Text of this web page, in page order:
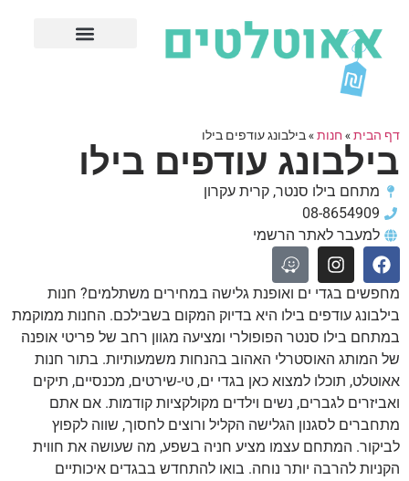
דף הבית» חנות»בילבונג עודפים בילו
בילבונג עודפים בילו
מתחם בילו סנטר, קרית עקרון
08-8654909
למעבר לאתר הרשמי
מחפשים בגדי ים ואופנת גלישה במחירים משתלמים? חנות
בילבונג עודפים בילו היא בדיוק המקום בשבילכם. החנות ממוקמת
במתחם בילו סנטר הפופולרי ומציעה מגוון רחב של פריטי אופנה
של המותג האוסטרלי האהוב בהנחות משמעותיות. בתור חנות
אאוטלט, תוכלו למצוא כאן בגדי ים, טי-שירטים, מכנסיים, תיקים
ואביזרים לגברים, נשים וילדים מקולקציות קודמות. אם אתם
מתחברים לסגנון הגלישה הקליל ורוצים לחסוך, שווה לקפוץ
לביקור. המתחם עצמו מציע חניה בשפע, מה שעושה את חווית
הקניות להרבה יותר נוחה. בואו להתחדש בבגדים איכותיים